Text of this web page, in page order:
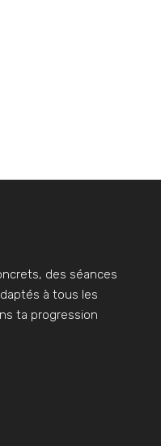
des séances
à tous les
ta progression